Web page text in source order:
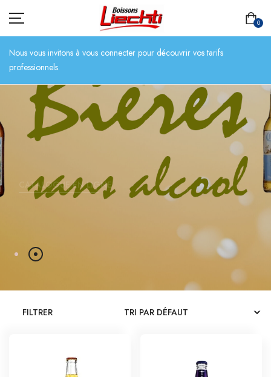
0
ACCUEIL
TOUT L’ASSORTIMENT
BOISSONS SANS ALCOOL
CATALOGUES
CONTACT
SE CONNECTER
Nous vous invitons à vous connecter pour découvrir vos tarifs
professionnels.
FILTRER